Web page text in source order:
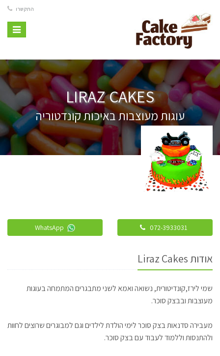
התקשרו
Toggle
LIRAZ CAKES
עוגות מעוצבות באיכות קונדטוריה
אודות Liraz Cakes
שמי לירז,קונדיטורית, נשואה ואמא לשני מתבגרים המתמחה בעוגות
מעוצבות ובבצק סוכר.
מעבירה סדנאות בצק סוכר לימי הולדת לילדים וגם למבוגרים שרוצים לחוות
ולהתנסות וללמוד לעבוד עם בצק סוכר.